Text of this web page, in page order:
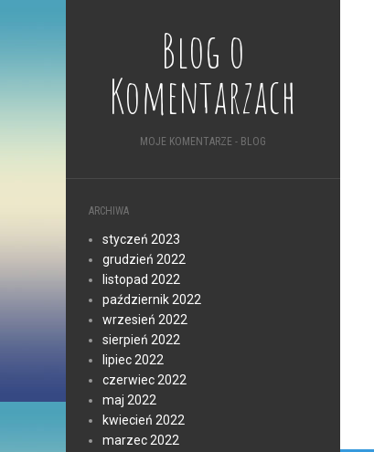
Blog o
Komentarzach
MOJE KOMENTARZE - BLOG
ARCHIWA
styczeń 2023
grudzień 2022
listopad 2022
październik 2022
wrzesień 2022
sierpień 2022
lipiec 2022
czerwiec 2022
maj 2022
kwiecień 2022
marzec 2022